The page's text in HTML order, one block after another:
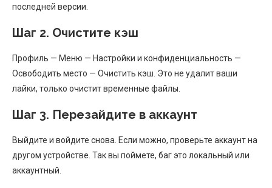
последней версии.
Шаг 2. Очистите кэш
Профиль — Меню — Настройки и конфиденциальность —
Освободить место — Очистить кэш. Это не удалит ваши
лайки, только очистит временные файлы.
Шаг 3. Перезайдите в аккаунт
Выйдите и войдите снова. Если можно, проверьте аккаунт на
другом устройстве. Так вы поймете, баг это локальный или
аккаунтный.